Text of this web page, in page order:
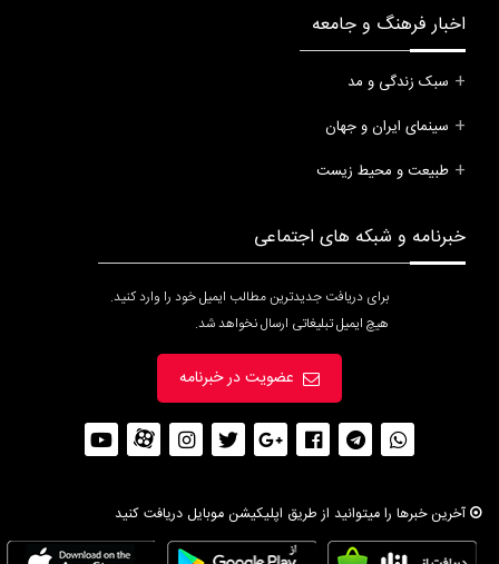
اخبار فرهنگ و جامعه
سبک زندگی و مد
سینمای ایران و جهان
طبیعت و محیط زیست
خبرنامه و شبکه های اجتماعی
برای دریافت جدیدترین مطالب ایمیل خود را وارد کنید.
هیچ ایمیل تبلیغاتی ارسال نخواهد شد.
عضویت در خبرنامه
آخرین خبرها را میتوانید از طریق اپلیکیشن موبایل دریافت کنید